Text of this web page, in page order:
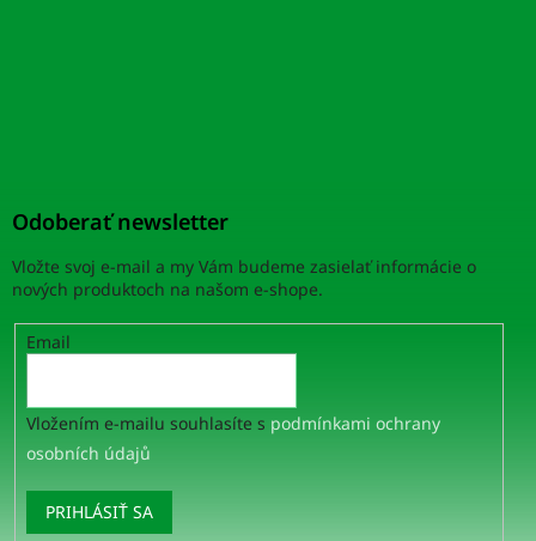
Odoberať newsletter
Vložte svoj e-mail a my Vám budeme zasielať informácie o
nových produktoch na našom e-shope.
Email
Vložením e-mailu souhlasíte s podmínkami ochrany
osobních údajů
PRIHLÁSIŤ SA